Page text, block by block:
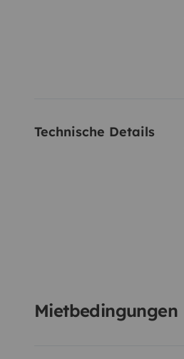
Technische Details
Mietbedingungen